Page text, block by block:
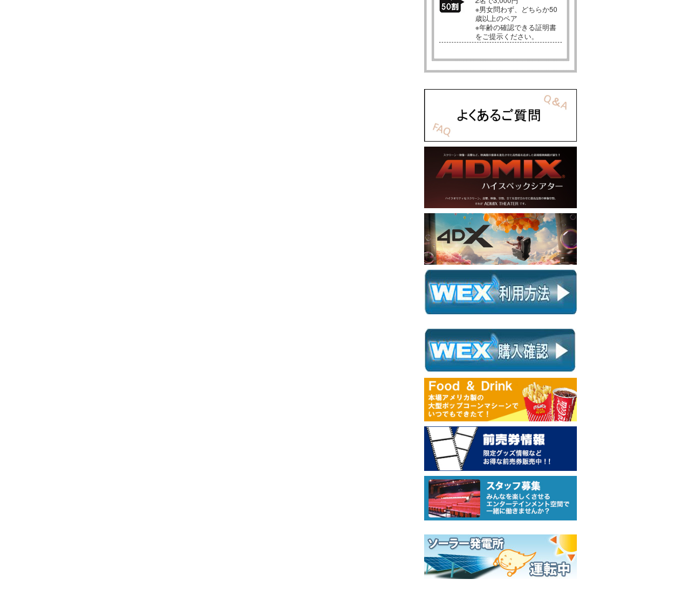
※男女問わず、どちらか50
歳以上のペア
※年齢の確認できる証明書
をご提示ください。